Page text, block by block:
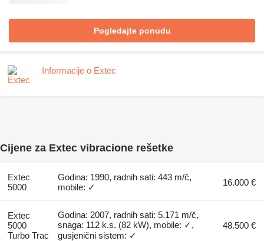
Pogledajte ponudu
Informacije o Extec
Cijene za Extec vibracione rešetke
Extec
5000
Godina: 1990, radnih sati: 443 m/č,
mobile: ✓
16.000 €
Extec
5000
Turbo Trac
Godina: 2007, radnih sati: 5.171 m/č,
snaga: 112 k.s. (82 kW), mobile: ✓,
gusjenični sistem: ✓
48.500 €